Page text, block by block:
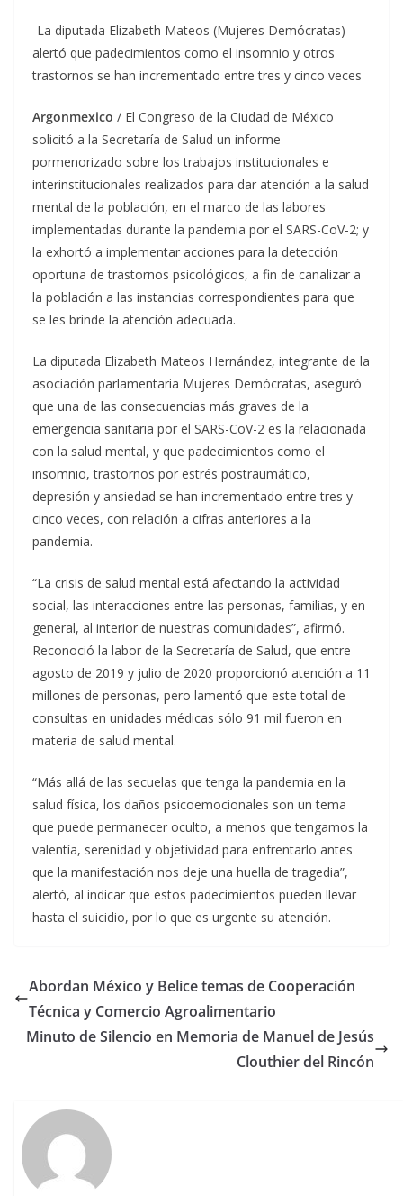
-La diputada Elizabeth Mateos (Mujeres Demócratas)
alertó que padecimientos como el insomnio y otros
trastornos se han incrementado entre tres y cinco veces
Argonmexico / El Congreso de la Ciudad de México
solicitó a la Secretaría de Salud un informe
pormenorizado sobre los trabajos institucionales e
interinstitucionales realizados para dar atención a la salud
mental de la población, en el marco de las labores
implementadas durante la pandemia por el SARS-CoV-2; y
la exhortó a implementar acciones para la detección
oportuna de trastornos psicológicos, a fin de canalizar a
la población a las instancias correspondientes para que
se les brinde la atención adecuada.
La diputada Elizabeth Mateos Hernández, integrante de la
asociación parlamentaria Mujeres Demócratas, aseguró
que una de las consecuencias más graves de la
emergencia sanitaria por el SARS-CoV-2 es la relacionada
con la salud mental, y que padecimientos como el
insomnio, trastornos por estrés postraumático,
depresión y ansiedad se han incrementado entre tres y
cinco veces, con relación a cifras anteriores a la
pandemia.
“La crisis de salud mental está afectando la actividad
social, las interacciones entre las personas, familias, y en
general, al interior de nuestras comunidades”, afirmó.
Reconoció la labor de la Secretaría de Salud, que entre
agosto de 2019 y julio de 2020 proporcionó atención a 11
millones de personas, pero lamentó que este total de
consultas en unidades médicas sólo 91 mil fueron en
materia de salud mental.
“Más allá de las secuelas que tenga la pandemia en la
salud física, los daños psicoemocionales son un tema
que puede permanecer oculto, a menos que tengamos la
valentía, serenidad y objetividad para enfrentarlo antes
que la manifestación nos deje una huella de tragedia”,
alertó, al indicar que estos padecimientos pueden llevar
hasta el suicidio, por lo que es urgente su atención.
Abordan México y Belice temas de Cooperación
Técnica y Comercio Agroalimentario
Minuto de Silencio en Memoria de Manuel de Jesús
Clouthier del Rincón